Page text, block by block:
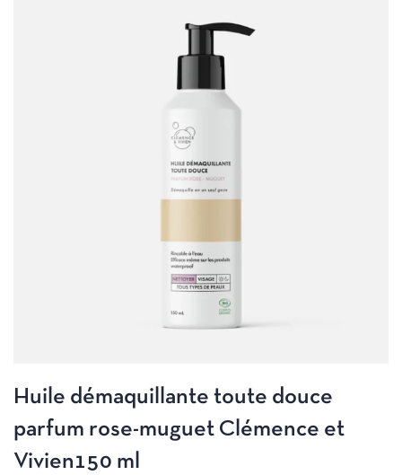
Huile démaquillante toute douce
parfum rose-muguet Clémence et
Vivien150 ml